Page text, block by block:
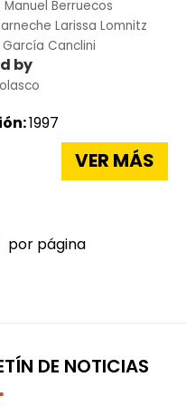
Manuel Berruecos
Larissa Lomnitz
Canclini
by
1997
VER MÁS
por página
DE NOTICIAS